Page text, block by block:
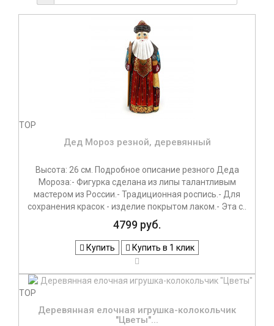
TOP
Дед Мороз резной, деревянный
Высота: 26 см. Подробное описание резного Деда
Мороза:- Фигурка сделана из липы талантливым
мастером из России.- Традиционная роспись.- Для
сохранения красок - изделие покрытом лаком.- Эта с..
4799 руб.
Купить Купить в 1 клик
TOP
Деревянная елочная игрушка-колокольчик
"Цветы"...